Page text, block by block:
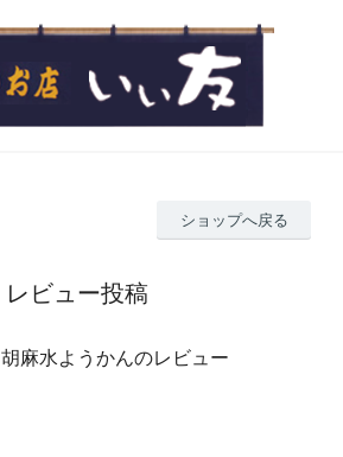
ショップへ戻る
レビュー投稿
胡麻水ようかんのレビュー